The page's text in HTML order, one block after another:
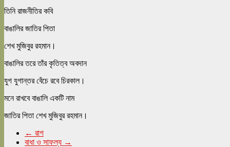
তিনি রাজনীতির কবি
বাঙালির জাতির পিতা
শেখ মুজিবুর রহমান।
বাঙালির তরে তাঁর কৃতিত্ব অবদান
যুগ যুগান্তর বেঁচে রবে চিরকাল।
মনে রাখবে বাঙালি একটি নাম
জাতির পিতা শেখ মুজিবুর রহমান।
← রাগ
বাধা ও সাফল্য →